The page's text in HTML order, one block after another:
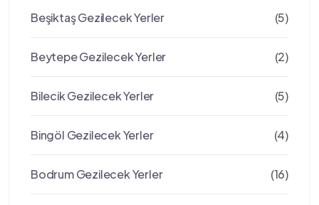
Beşiktaş Gezilecek Yerler (5)
Beytepe Gezilecek Yerler (2)
Bilecik Gezilecek Yerler (5)
Bingöl Gezilecek Yerler (4)
Bodrum Gezilecek Yerler (16)